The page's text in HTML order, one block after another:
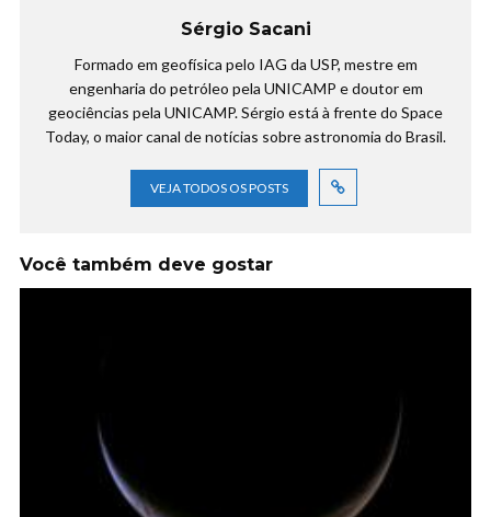
Sérgio Sacani
Formado em geofísica pelo IAG da USP, mestre em
engenharia do petróleo pela UNICAMP e doutor em
geociências pela UNICAMP. Sérgio está à frente do Space
Today, o maior canal de notícias sobre astronomia do Brasil.
VEJA TODOS OS POSTS
Você também deve gostar